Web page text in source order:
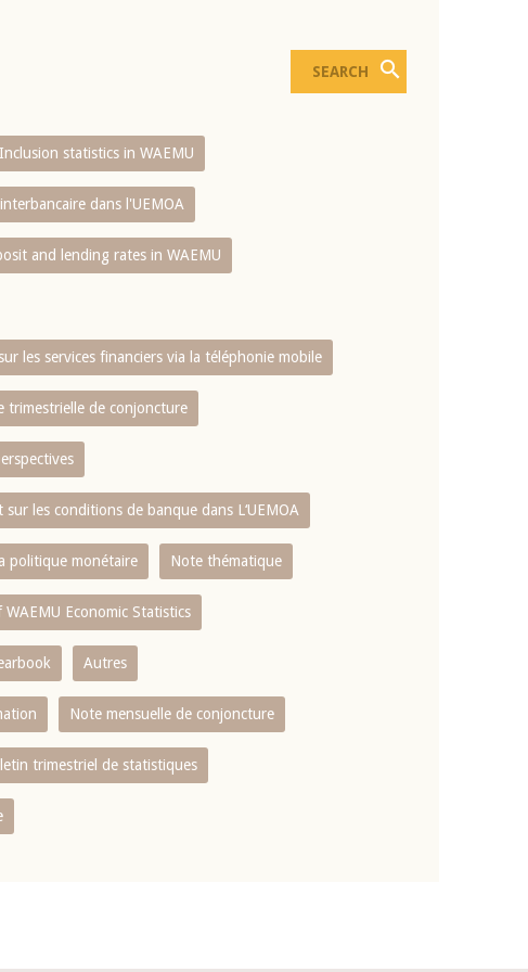
statistics in WAEMU
dans l'UEMOA
and lending rates in WAEMU
les services financiers via la téléphonie mobile
trimestrielle de conjoncture
sur les conditions de banque dans L‘UEMOA
politique monétaire Note thématique
Economic Statistics
Autres
Note mensuelle de conjoncture
trimestriel de statistiques